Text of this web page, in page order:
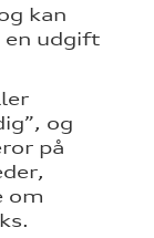
kan
udgift
og
på
om